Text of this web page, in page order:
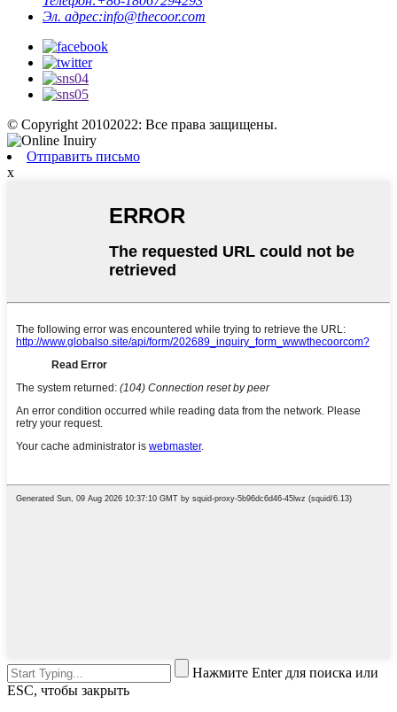
Эл. адрес:info@thecoor.com
© Copyright 20102022: Все права защищены.
Отправить письмо
x
Нажмите Enter для поиска или
ESC, чтобы закрыть